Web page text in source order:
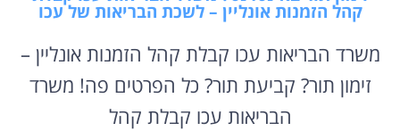
קהל הזמנות אונליין – לשכת הבריאות של עכו
משרד הבריאות עכו קבלת קהל הזמנות אונליין –
זימון תור? קביעת תור? כל הפרטים פה! משרד
הבריאות עכו קבלת קהל